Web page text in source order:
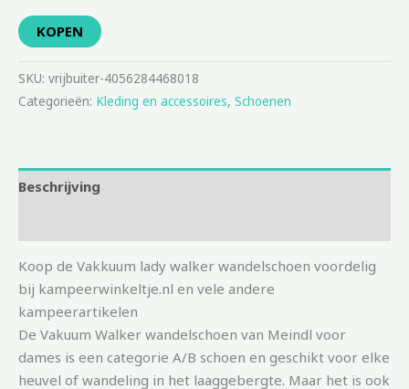
KOPEN
SKU: vrijbuiter-4056284468018
Categorieën: Kleding en accessoires, Schoenen
Beschrijving
Koop de Vakkuum lady walker wandelschoen voordelig
bij kampeerwinkeltje.nl en vele andere
kampeerartikelen
De Vakuum Walker wandelschoen van Meindl voor
dames is een categorie A/B schoen en geschikt voor elke
heuvel of wandeling in het laaggebergte. Maar het is ook